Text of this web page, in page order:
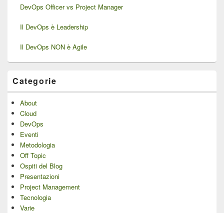
DevOps Officer vs Project Manager
Il DevOps è Leadership
Il DevOps NON è Agile
Categorie
About
Cloud
DevOps
Eventi
Metodologia
Off Topic
Ospiti del Blog
Presentazioni
Project Management
Tecnologia
Varie